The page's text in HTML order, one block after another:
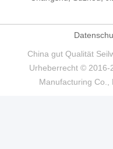
China gut Qualität
Urheberrecht © 2016-
Manufacturing Co.,